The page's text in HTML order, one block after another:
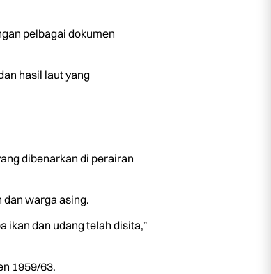
pelbagai dokumen
hasil laut yang
dibenarkan di perairan
warga asing.
ikan dan udang telah disita,”
1959/63.